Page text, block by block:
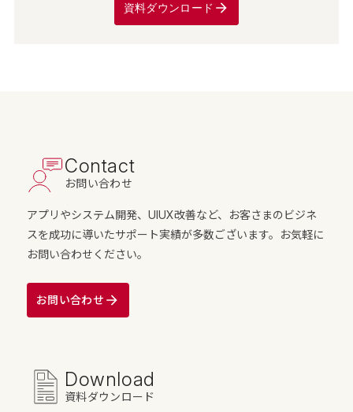
資料ダウンロード
Contact
お問い合わせ
アプリやシステム開発、UIUX改善など、お客さまのビジネ
スを成功に導いたサポート実績が多数ございます。お気軽に
お問い合わせください。
お問い合わせ
Download
資料ダウンロード